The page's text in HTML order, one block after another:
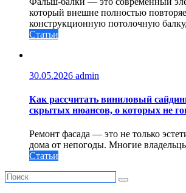
который внешне полностью
конструкционную потолочную
Статьи
30.05.2026 admin
Как рассчитать виниловый
скрытых нюансов, о которых не
Ремонт фасада — это не только
дома от непогоды. Многие
Статьи